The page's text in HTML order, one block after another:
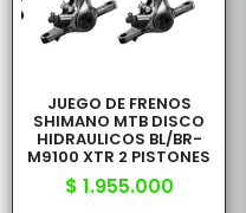
JUEGO DE FRENOS
SHIMANO MTB DISCO
HIDRAULICOS BL/BR-
M9100 XTR 2 PISTONES
$ 1.955.000